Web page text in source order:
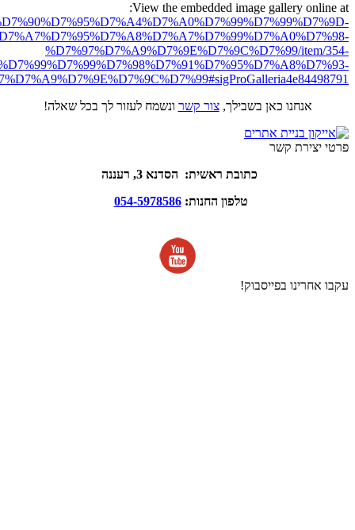
View the embedded image gallery online at:
%D7%97%D7%A9%D7%9E%D7%9C%D7%99/item/354-
אנחנו כאן בשבילך,צור קשר ונשמח לעזור לך בכל שאלה!
פרטי יצירת קשר
כתובת ראשית: הסדנא 3, רעננה
טלפון החנות:054-5978586
עקבו אחרינו בפייסבוק!